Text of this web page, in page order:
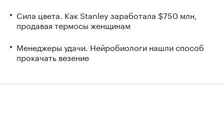
Сила цвета. Как Stanley заработала $750 млн,
продавая термосы женщинам
Менеджеры удачи. Нейробиологи нашли способ
прокачать везение